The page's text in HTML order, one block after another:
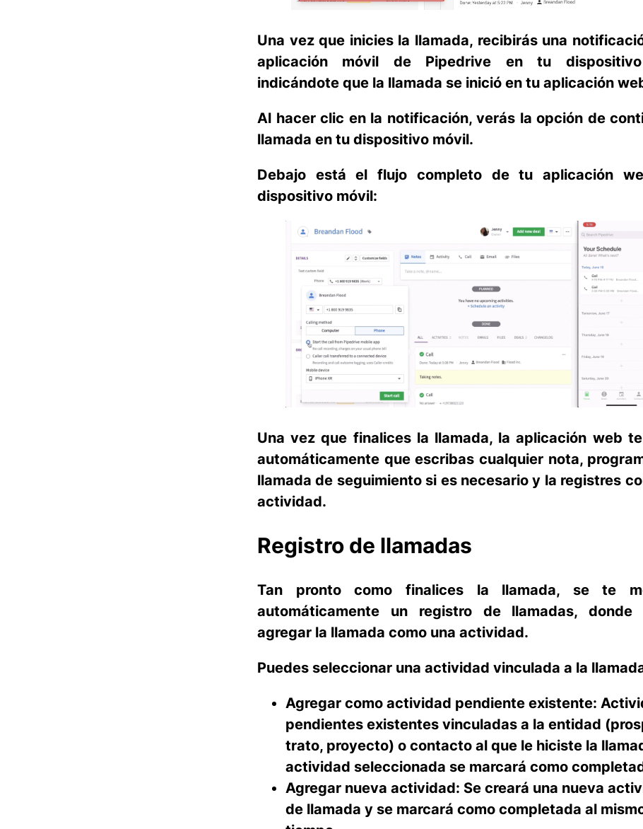
Una vez que inicies la llamada, recibirás una
aplicación móvil de Pipedrive en tu
indicándote que la llamada se inició en tu aplicación
Al hacer clic en la notificación, verás la opción de
llamada en tu dispositivo móvil.
Debajo está el flujo completo de tu aplicación
dispositivo móvil:
Una vez que finalices la llamada, la aplicación web
automáticamente que escribas cualquier nota,
llamada de seguimiento si es necesario y la registres
actividad.
Registro de llamadas
Tan pronto como finalices la llamada, se te
automáticamente un registro de llamadas, donde
agregar la llamada como una actividad.
Puedes seleccionar una actividad vinculada a la
Agregar como actividad pendiente existente:
pendientes existentes vinculadas a la entidad
trato, proyecto) o contacto al que le hiciste la
actividad seleccionada se marcará como
Agregar nueva actividad: Se creará una nueva
de llamada y se marcará como completada al